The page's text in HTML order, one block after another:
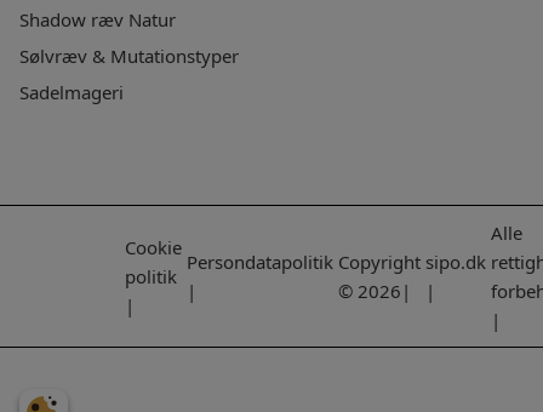
Shadow ræv Natur
Sølvræv & Mutationstyper
Sadelmageri
Cookie
politik
|
Persondatapolitik
|
Copyright
© 2026|
sipo.dk
|
Alle
|